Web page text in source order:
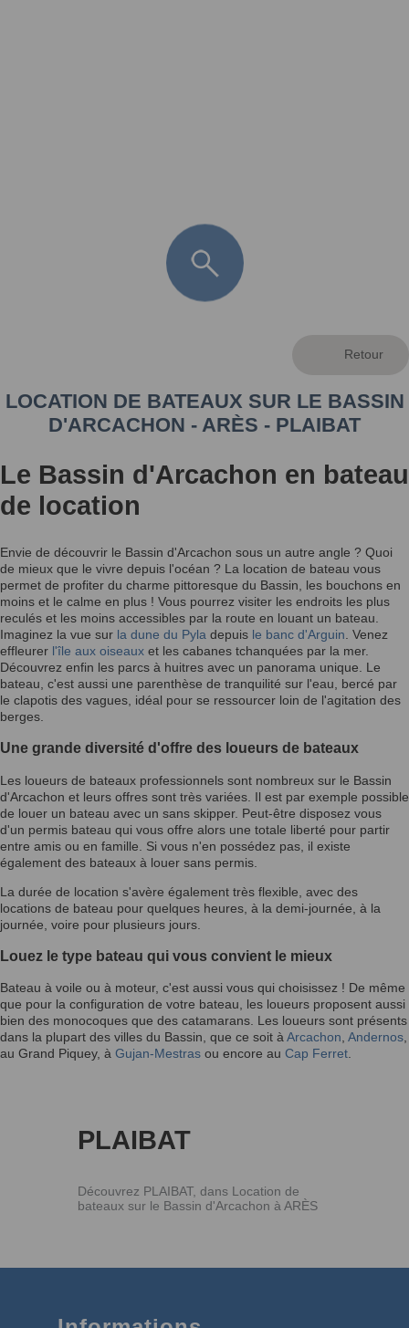
LOCATION DE BATEAUX SUR LE BASSIN
D'ARCACHON - ARÈS - PLAIBAT
Le Bassin d'Arcachon en bateau
de location
Envie de découvrir le Bassin d'Arcachon sous un autre angle ? Quoi
de mieux que le vivre depuis l'océan ? La location de bateau vous
permet de profiter du charme pittoresque du Bassin, les bouchons en
moins et le calme en plus ! Vous pourrez visiter les endroits les plus
reculés et les moins accessibles par la route en louant un bateau.
Imaginez la vue sur la dune du Pyla depuis le banc d'Arguin . Venez
effleurer l'île aux oiseaux et les cabanes tchanquées par la mer.
Découvrez enfin les parcs à huitres avec un panorama unique. Le
bateau, c'est aussi une parenthèse de tranquilité sur l'eau, bercé par
le clapotis des vagues, idéal pour se ressourcer loin de l'agitation des
berges.
Une grande diversité d'offre des loueurs de bateaux
Les loueurs de bateaux professionnels sont nombreux sur le Bassin
d'Arcachon et leurs offres sont très variées. Il est par exemple possible
de louer un bateau avec un sans skipper. Peut-être disposez vous
d'un permis bateau qui vous offre alors une totale liberté pour partir
entre amis ou en famille. Si vous n'en possédez pas, il existe
également des bateaux à louer sans permis.
La durée de location s'avère également très flexible, avec des
locations de bateau pour quelques heures, à la demi-journée, à la
journée, voire pour plusieurs jours.
Louez le type bateau qui vous convient le mieux
Bateau à voile ou à moteur, c'est aussi vous qui choisissez ! De même
que pour la configuration de votre bateau, les loueurs proposent aussi
bien des monocoques que des catamarans. Les loueurs sont présents
dans la plupart des villes du Bassin, que ce soit àArcachon, Andernos,
au Grand Piquey, à Gujan-Mestras ou encore au Cap Ferret.
PLAIBAT
Découvrez PLAIBAT, dans Location de
bateaux sur le Bassin d'Arcachon à ARÈS